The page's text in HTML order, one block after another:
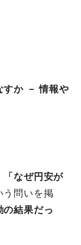
すか － 情報や
「なぜ円安が
う問いを掲
の結果だっ